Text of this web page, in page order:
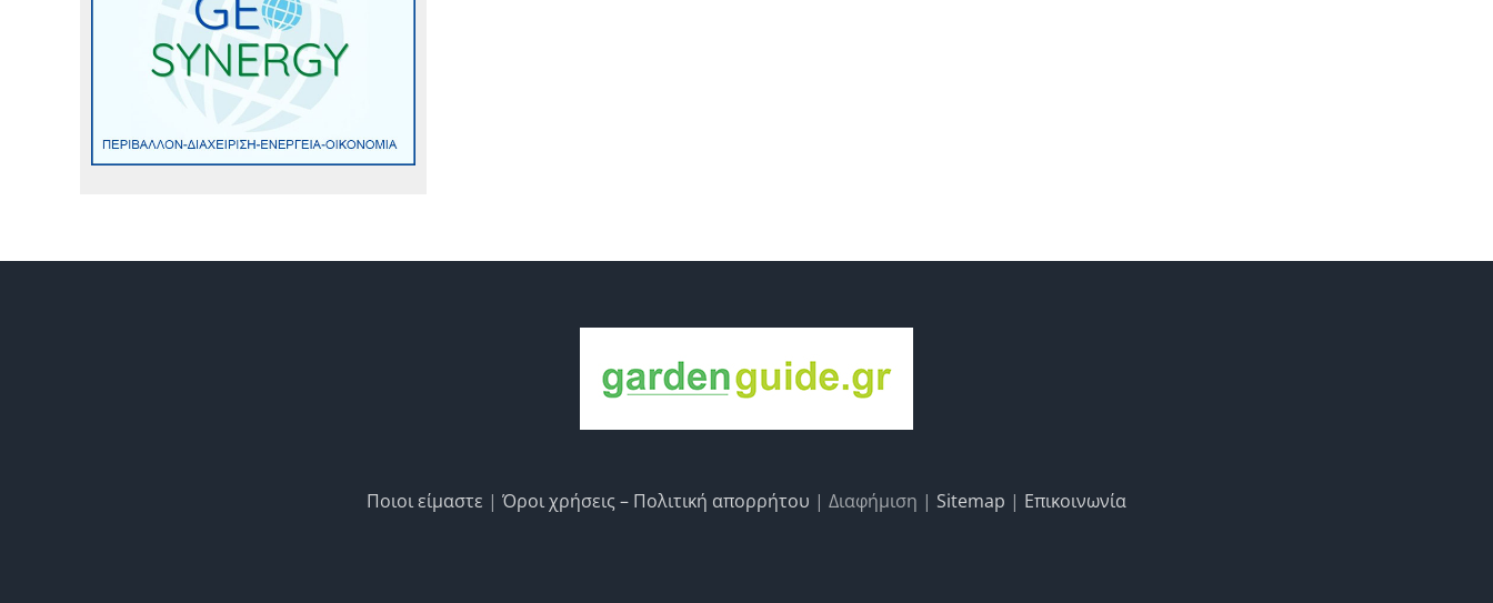
Ποιοι είμαστε | Όροι χρήσεις – Πολιτική απορρήτου | Διαφήμιση | Sitemap | Επικοινωνία